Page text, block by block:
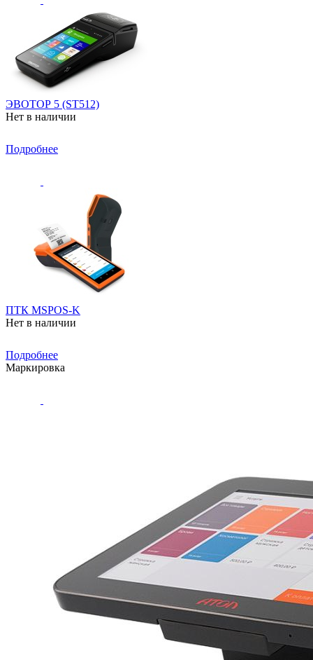
ЭВОТОР 5 (ST512)
Нет в наличии
Подробнее
ПТК MSPOS-K
Нет в наличии
Подробнее
Маркировка